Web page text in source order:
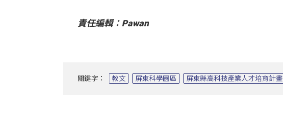
責任編輯：Pawan
關鍵字： 教文 屏東科學園區 屏東縣高科技產業人才培育計畫